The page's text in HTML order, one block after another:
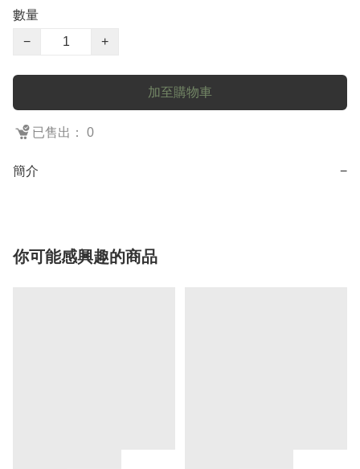
數量
−
+
加至購物車
已售出： 0
簡介 −
你可能感興趣的商品